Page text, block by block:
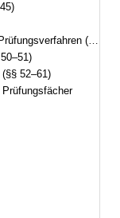
(§§ 46–49)
52–61)